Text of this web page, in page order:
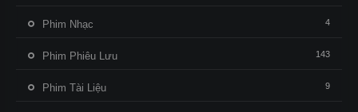
Phim Nhạc 4
Phim Phiêu Lưu 143
Phim Tài Liệu 9